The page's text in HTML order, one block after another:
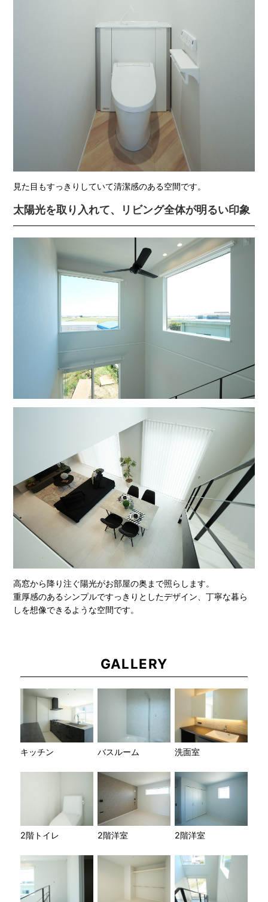
見た目もすっきりしていて清潔感のある空間です。
太陽光を取り入れて、リビング全体が明るい印象
高窓から降り注ぐ陽光がお部屋の奥まで照らします。
重厚感のあるシンプルですっきりとしたデザイン、丁寧な暮ら
しを想像できるような空間です。
GALLERY
キッチン バスルーム 洗面室
2階トイレ 2階洋室 2階洋室